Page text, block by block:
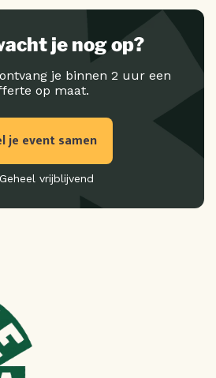
je nog op?
je binnen 2 uur een
op maat.
je event samen
Geheel vrijblijvend